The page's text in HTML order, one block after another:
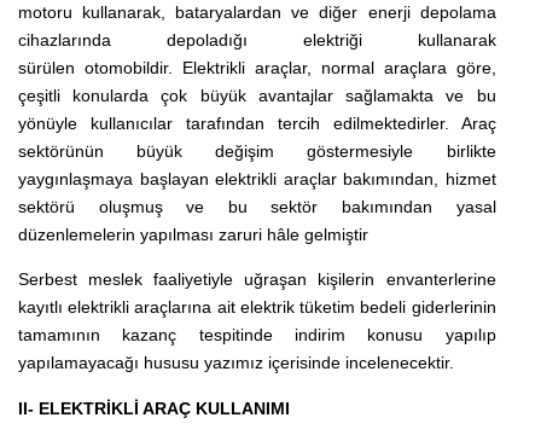
motoru kullanarak, bataryalardan ve diğer enerji depolama
cihazlarında depoladığı elektriği kullanarak
sürülen otomobildir. Elektrikli araçlar, normal araçlara göre,
çeşitli konularda çok büyük avantajlar sağlamakta ve bu
yönüyle kullanıcılar tarafından tercih edilmektedirler. Araç
sektörünün büyük değişim göstermesiyle birlikte
yaygınlaşmaya başlayan elektrikli araçlar bakımından, hizmet
sektörü oluşmuş ve bu sektör bakımından yasal
düzenlemelerin yapılması zaruri hâle gelmiştir
Serbest meslek faaliyetiyle uğraşan kişilerin envanterlerine
kayıtlı elektrikli araçlarına ait elektrik tüketim bedeli giderlerinin
tamamının kazanç tespitinde indirim konusu yapılıp
yapılamayacağı hususu yazımız içerisinde incelenecektir.
II- ELEKTRİKLİ ARAÇ KULLANIMI